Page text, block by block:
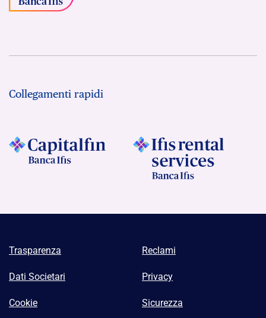
Collegamenti rapidi
Trasparenza Reclami
Dati Societari Privacy
Cookie Sicurezza